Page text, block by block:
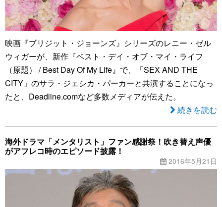
映画『ブリジット・ジョーンズ』シリーズのレニー・ゼル
ウィガーが、新作『ベスト・デイ・オブ・マイ・ライフ
（原題） / Best Day Of My Life』で、「SEX AND THE
CITY」のサラ・ジェシカ・パーカーと共演することになっ
たと、Deadline.comなど多数メディアが伝えた。
続きを読む
海外ドラマ「メンタリスト」ファン感謝祭！吹き替え声優
がアフレコ時のエピソード披露！
2016年5月21日